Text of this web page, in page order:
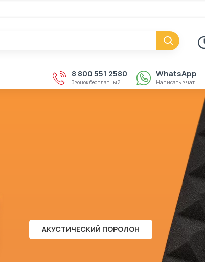
8 800 551 2580
Звонок бесплатный
WhatsApp
Написать в чат
АКУСТИЧЕСКИЙ ПОРОЛОН